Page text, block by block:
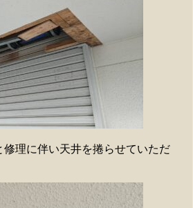
修理に伴い天井を捲らせていただ